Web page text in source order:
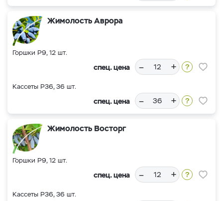
Жимолость Аврора
Горшки Р9, 12 шт.
спец. цена – +
Кассеты Р36, 36 шт.
спец. цена – +
Жимолость Восторг
Горшки Р9, 12 шт.
спец. цена – +
Кассеты Р36, 36 шт.